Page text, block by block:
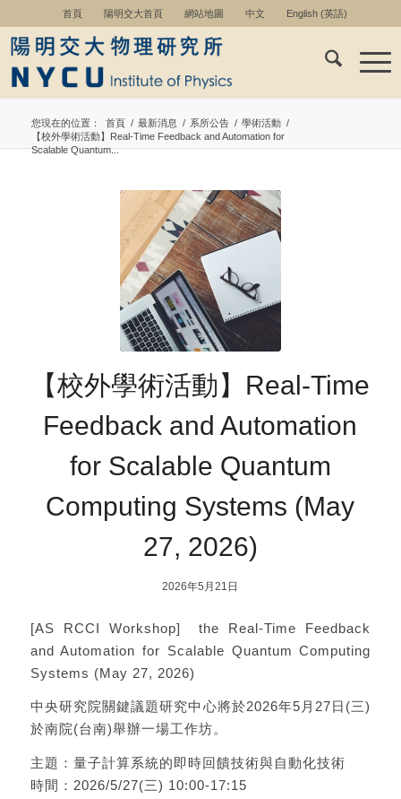
首頁 陽明交大首頁 網站地圖 中文 English(英語)
您現在的位置： 首頁 / 最新消息 / 系所公告 / 學術活動 /
【校外學術活動】Real-Time Feedback and Automation for
Scalable Quantum...
【校外學術活動】Real-Time
Feedback and Automation
for Scalable Quantum
Computing Systems (May
27, 2026)
2026年5月21日
[AS RCCI Workshop] the Real-Time Feedback
and Automation for Scalable Quantum Computing
Systems (May 27, 2026)
中央研究院關鍵議題研究中心將於2026年5月27日(三)
於南院(台南)舉辦一場工作坊。
主題：量子計算系統的即時回饋技術與自動化技術
時間：2026/5/27(三) 10:00-17:15